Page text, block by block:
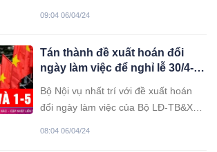
nhất để cảnh báo mọi người rằng
rắn độc thường ẩn náu trong bụi cỏ.
Tìm
09:04 06/04/24
Tán thành đề xuất hoán đổi
ngày làm việc để nghỉ lễ 30/4-
Bộ Nội vụ nhất trí với đề xuất hoán
đổi ngày làm việc của Bộ LĐ-TB&XH
08:04 06/04/24